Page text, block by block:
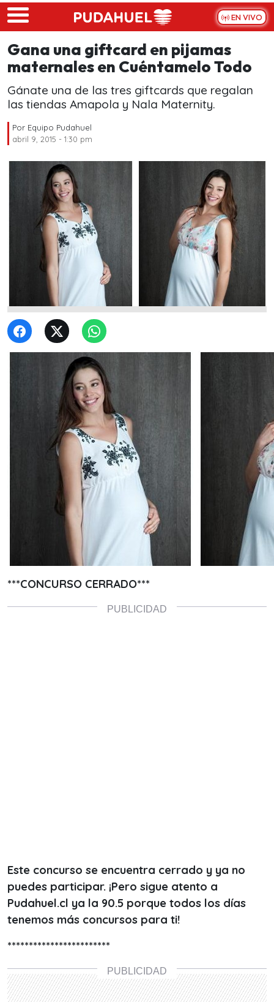
Skip to main content
EN VIVO
Gana una giftcard en pijamas
maternales en Cuéntamelo Todo
Gánate una de las tres giftcards que regalan
las tiendas Amapola y Nala Maternity.
Por Equipo Pudahuel
abril 9, 2015 - 1:30 pm
***CONCURSO CERRADO***
Este concurso se encuentra cerrado y ya no
puedes participar. ¡Pero sigue atento a
Pudahuel.cl ya la 90.5 porque todos los días
tenemos más concursos para ti!
************************